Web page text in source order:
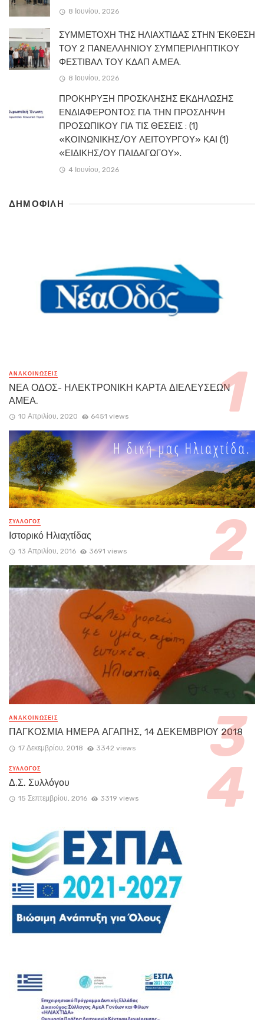
8 Ιουνίου, 2026
ΣΥΜΜΕΤΟΧΗ ΤΗΣ ΗΛΙΑΧΤΙΔΑΣ ΣΤΗΝ ΈΚΘΕΣΗ
ΤΟΥ 2 ΠΑΝΕΛΛΗΝΙΟΥ ΣΥΜΠΕΡΙΛΗΠΤΙΚΟΥ
ΦΕΣΤΙΒΑΛ ΤΟΥ ΚΔΑΠ Α.ΜΕΑ.
8 Ιουνίου, 2026
ΠΡΟΚΗΡΥΞΗ ΠΡΟΣΚΛΗΣΗΣ ΕΚΔΗΛΩΣΗΣ
ΕΝΔΙΑΦΕΡΟΝΤΟΣ ΓΙΑ ΤΗΝ ΠΡΟΣΛΗΨΗ
ΠΡΟΣΩΠΙΚΟΥ ΓΙΑ ΤΙΣ ΘΕΣΕΙΣ : (1)
«ΚΟΙΝΩΝΙΚΗΣ/ΟΥ ΛΕΙΤΟΥΡΓΟΥ» ΚΑΙ (1)
«ΕΙΔΙΚΗΣ/ΟΥ ΠΑΙΔΑΓΩΓΟΥ».
4 Ιουνίου, 2026
ΔΗΜΟΦΙΛΗ
ΑΝΑΚΟΙΝΏΣΕΙΣ
ΝΕΑ ΟΔΟΣ- ΗΛΕΚΤΡΟΝΙΚΗ ΚΑΡΤΑ ΔΙΕΛΕΥΣΕΩΝ
ΑΜΕΑ.
10 Απριλίου, 2020 6451 views
ΣΥΛΛΟΓΟΣ
Ιστορικό Ηλιαχτίδας
13 Απριλίου, 2016 3691 views
ΑΝΑΚΟΙΝΏΣΕΙΣ
ΠΑΓΚΟΣΜΙΑ ΗΜΕΡΑ ΑΓΑΠΗΣ, 14 ΔΕΚΕΜΒΡΙΟΥ 2018
17 Δεκεμβρίου, 2018 3342 views
ΣΥΛΛΟΓΟΣ
Δ.Σ. Συλλόγου
15 Σεπτεμβρίου, 2016 3319 views